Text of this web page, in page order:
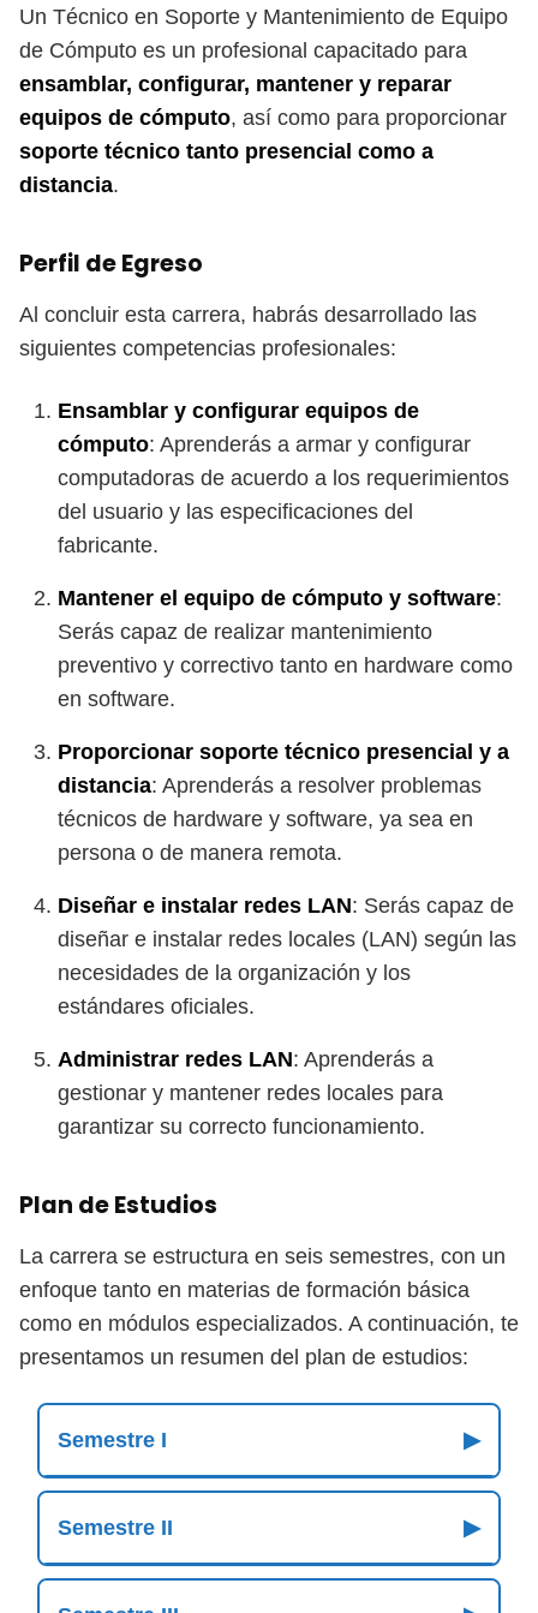
Un Técnico en Soporte y Mantenimiento de Equipo
de Cómputo es un profesional capacitado para
ensamblar, configurar, mantener y reparar
equipos de cómputo, así como para proporcionar
soporte técnico tanto presencial como a
distancia.
Perfil de Egreso
Al concluir esta carrera, habrás desarrollado las
siguientes competencias profesionales:
Ensamblar y configurar equipos de
cómputo: Aprenderás a armar y configurar
computadoras de acuerdo a los requerimientos
del usuario y las especificaciones del
fabricante.
Mantener el equipo de cómputo y software:
Serás capaz de realizar mantenimiento
preventivo y correctivo tanto en hardware como
en software.
Proporcionar soporte técnico presencial y a
distancia: Aprenderás a resolver problemas
técnicos de hardware y software, ya sea en
persona o de manera remota.
Diseñar e instalar redes LAN: Serás capaz de
diseñar e instalar redes locales (LAN) según las
necesidades de la organización y los
estándares oficiales.
Administrar redes LAN: Aprenderás a
gestionar y mantener redes locales para
garantizar su correcto funcionamiento.
Plan de Estudios
La carrera se estructura en seis semestres, con un
enfoque tanto en materias de formación básica
como en módulos especializados. A continuación, te
presentamos un resumen del plan de estudios:
Semestre I ▶
Semestre II ▶